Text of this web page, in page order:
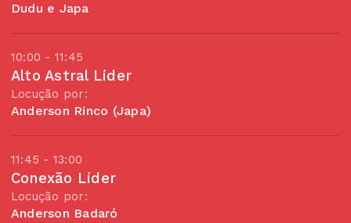
Dudu e Japa
10:00 - 11:45
Alto Astral Líder
Locução por:
Anderson Rinco (Japa)
11:45 - 13:00
Conexão Líder
Locução por:
Anderson Badaró